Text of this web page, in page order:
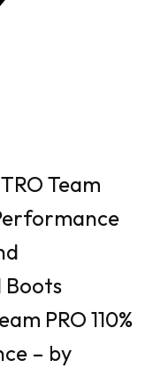
Team
Boots
PRO 110%
– by